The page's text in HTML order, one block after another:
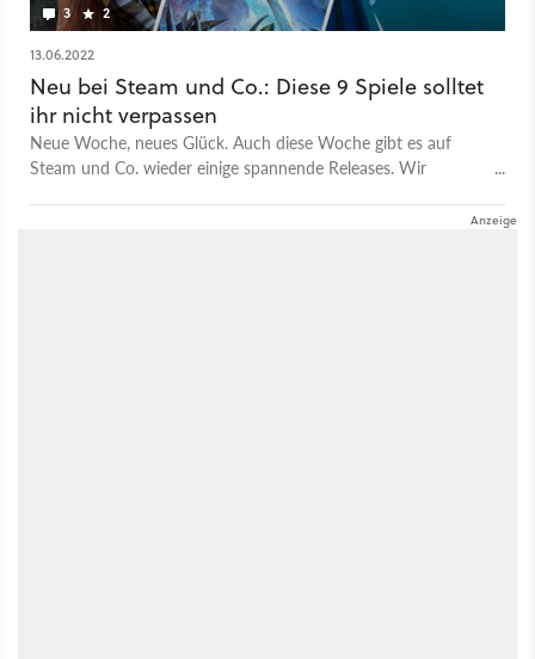
3 2
13.06.2022
Neu bei Steam und Co.: Diese 9 Spiele solltet
ihr nicht verpassen
Neue Woche, neues Glück. Auch diese Woche gibt es auf
Steam und Co. wieder einige spannende Releases. Wir